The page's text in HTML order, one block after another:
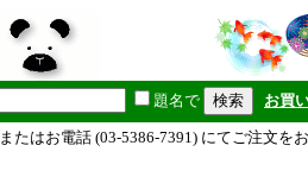
題名で お買
またはお電話 (03-5386-7391) にてご注文を